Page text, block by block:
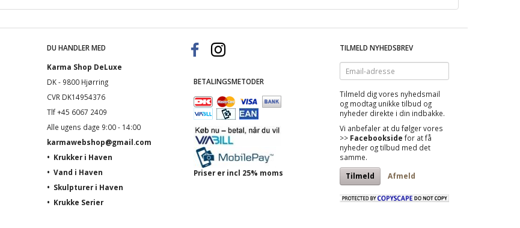
DU HANDLER MED
Karma Shop DeLuxe
DK - 9800 Hjørring
CVR DK14954376
Tlf +45 6067 2409
Alle ugens dage 9:00 - 14:00
karmawebshop@gmail.com
• Krukker i Haven
• Vand i Haven
• Skulpturer i Haven
• Krukke Serier
BETALINGSMETODER
Priser er incl 25% moms
TILMELD NYHEDSBREV
Email-
adresse
Tilmeld dig vores nyhedsmail
og modtag unikke tilbud og
nyheder direkte i din indbakke.
Vi anbefaler at du følger vores
>> Facebookside for at få
nyheder og tilbud med det
samme.
Tilmeld Afmeld